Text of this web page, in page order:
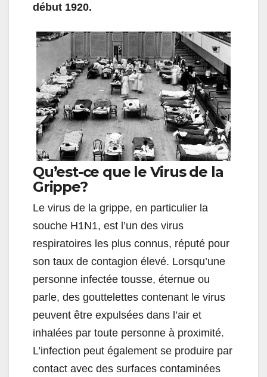
début 1920.
Qu’est-ce que le Virus de la
Grippe?
Le virus de la grippe, en particulier la
souche H1N1, est l’un des virus
respiratoires les plus connus, réputé pour
son taux de contagion élevé. Lorsqu’une
personne infectée tousse, éternue ou
parle, des gouttelettes contenant le virus
peuvent être expulsées dans l’air et
inhalées par toute personne à proximité.
L’infection peut également se produire par
contact avec des surfaces contaminées